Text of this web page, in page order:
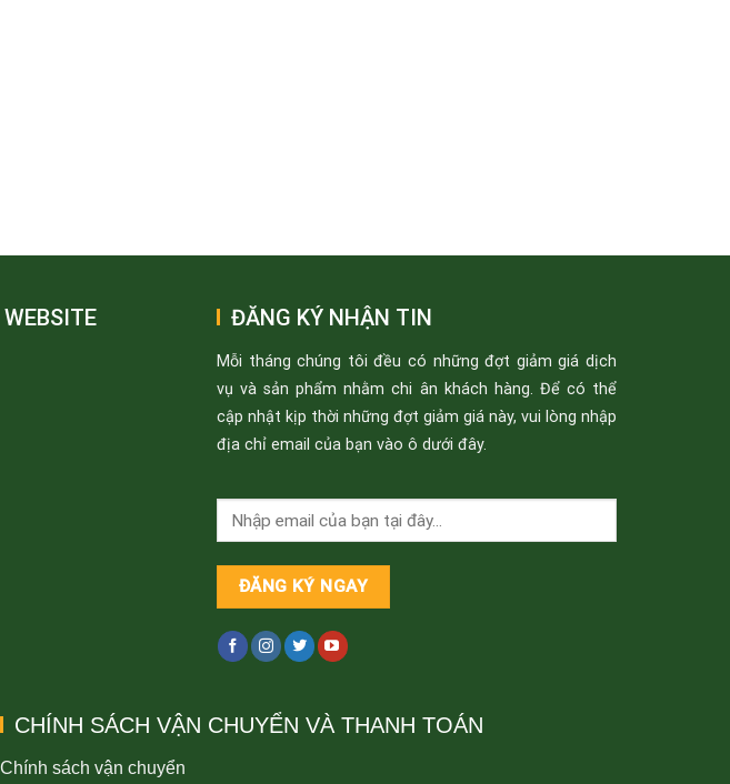
ĐĂNG KÝ NHẬN TIN
Mỗi tháng chúng tôi đều có những đợt giảm giá dịch
vụ và sản phẩm nhằm chi ân khách hàng. Để có thể
cập nhật kịp thời những đợt giảm giá này, vui lòng nhập
địa chỉ email của bạn vào ô dưới đây.
CHÍNH SÁCH VẬN CHUYỂN VÀ THANH TOÁN
Chính sách vận chuyển